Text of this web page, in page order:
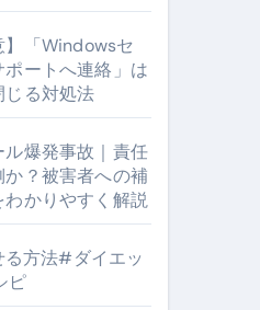
#ナレーター #小林将大
】「Windowsセ
ートへ連絡」は
る対処法
爆発事故｜責任
？被害者への補
かりやすく解説
る方法#ダイエッ
ピ